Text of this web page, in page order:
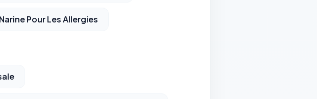
Pour Les Allergies